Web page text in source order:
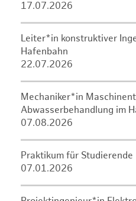
17.07.2026
Leiter*in konstruktiver
Hafenbahn
22.07.2026
Mechaniker*in
Abwasserbehandlung im
07.08.2026
Praktikum für Studierende
07.01.2026